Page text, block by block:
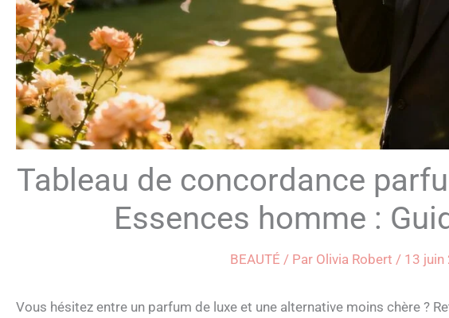
Tableau de concordance
Essences homme :
BEAUTÉ / Par Olivia Robert/ 13 juin
Vous hésitez entre un parfum de luxe et une alternative moins chère ?